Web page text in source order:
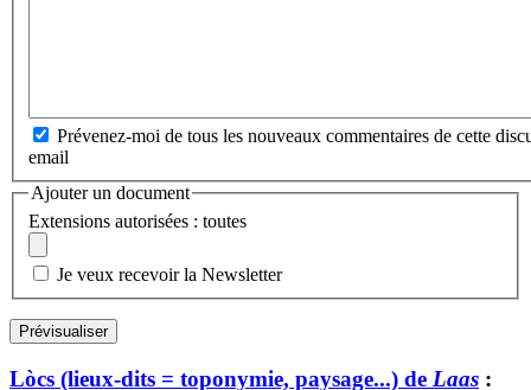
Prévenez-moi de tous les nouveaux commentaires de cette
email
Ajouter un document
Extensions autorisées : toutes
Je veux recevoir la Newsletter
Lòcs (lieux-dits = toponymie, paysage...) de Laas :